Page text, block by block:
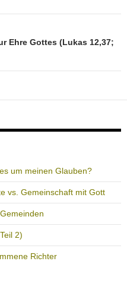
Ehre Gottes (Lukas 12,37;
um meinen Glauben?
vs. Gemeinschaft mit Gott
2)
Richter